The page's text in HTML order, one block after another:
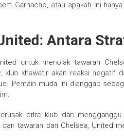
Garnacho, atau apakah ini
Antara
untuk menolak tawaran
, klub khawatir akan reaksi negatif
Pemain muda ini dianggap
citra klub dan
tawaran dari Chelsea, United